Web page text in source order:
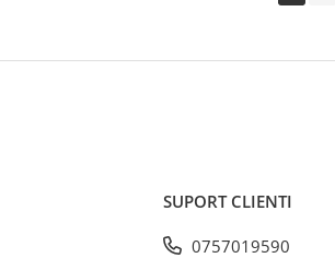
SUPORT CLIENTI
0757019590